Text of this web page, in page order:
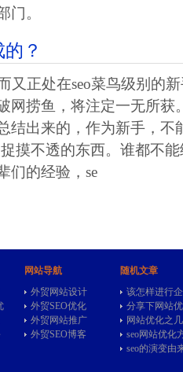
门。
？
又正处在seo菜鸟级别的
网捞鱼，将注定一无所获
结出来的，作为新手，不
摸不透的东西。谁都不
们的经验，se
网站导航
外贸网站设计
外贸SEO优化
外贸网站推广
外贸SEO博客
随机文章
该怎样进行
分享下网站
网站优化之
seo网站优化
seo的演变由